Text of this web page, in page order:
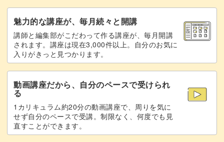
①中心のつぼみを作る
②花びらを作る 47:33
①②線を美容製する 54:04
②中心のつぼみを作る 56:30
①ニュアンスをつける
①②ストーンをのせる
魅力的な講座が、毎月続々と開講
講師と編集部がこだわって作る講座が、毎月開講
されます。講座は現在3,000件以上。自分のお気に
入りがきっと見つかります。
動画講座だから、自分のペースで受けられ
る
1カリキュラム約20分の動画講座で、周りを気に
せず自分のペースで受講。制限なく、何度でも見
直すことができます。